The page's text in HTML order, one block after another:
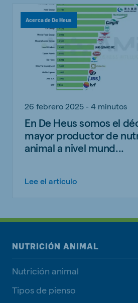
Acerca de De Heus
26 febrero 2025 - 4 minutos
En De Heus somos el
mayor productor de
animal a nivel mund...
Lee el artículo
NUTRICIÓN ANIMAL
Nutrición animal
Tipos de pienso